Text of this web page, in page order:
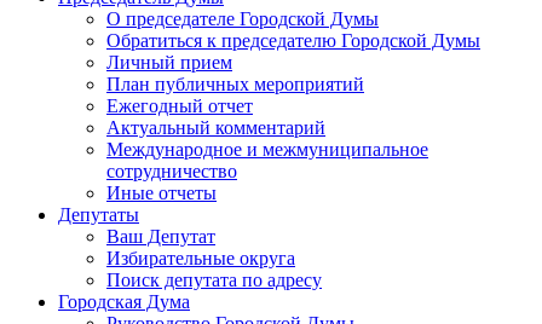
О председателе Городской Думы
Обратиться к председателю Городской Думы
Личный прием
План публичных мероприятий
Ежегодный отчет
Актуальный комментарий
Международное и межмуниципальное
сотрудничество
Иные отчеты
Депутаты
Ваш Депутат
Избирательные округа
Поиск депутата по адресу
Городская Дума